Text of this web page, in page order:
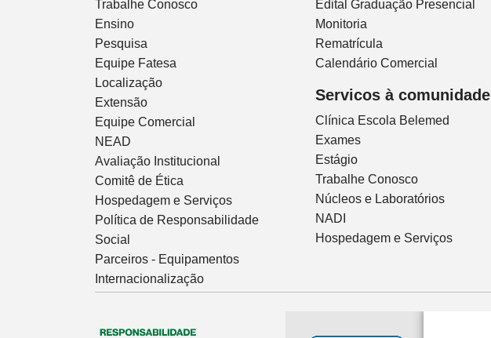
Trabalhe Conosco
Ensino
Pesquisa
Equipe Fatesa
Localização
Extensão
Equipe Comercial
NEAD
Avaliação Institucional
Comitê de Ética
Hospedagem e Serviços
Política de Responsabilidade
Social
Parceiros - Equipamentos
Internacionalização
Edital Graduação Presencial
Monitoria
Rematrícula
Calendário Comercial
Servicos à comunidade
Clínica Escola Belemed
Exames
Estágio
Trabalhe Conosco
Núcleos e Laboratórios
NADI
Hospedagem e Serviços